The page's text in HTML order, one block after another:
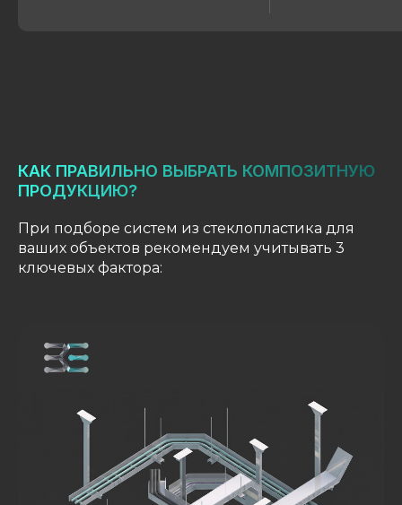
КАК ПРАВИЛЬНО ВЫБРАТЬ КОМПОЗИТНУЮ
ПРОДУКЦИЮ?
При подборе систем из стеклопластика для
ваших объектов рекомендуем учитывать 3
ключевых фактора:
г. Москва, Муниципальный округ Марфино,
ул. Гостиничная, д. 10 к.5, помещ. 46Ц
polyakov@zaslavlenergo.ru